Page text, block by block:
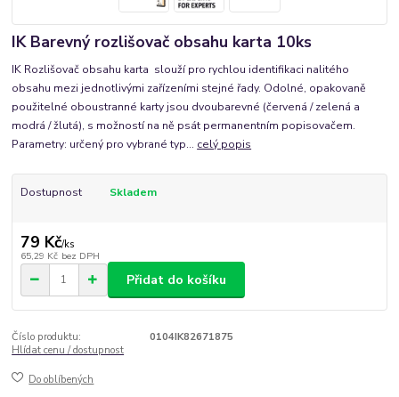
IK Barevný rozlišovač obsahu karta 10ks
IK Rozlišovač obsahu karta slouží pro rychlou identifikaci nalitého
obsahu mezi jednotlivými zařízeními stejné řady. Odolné, opakovaně
použitelné oboustranné karty jsou dvoubarevné (červená / zelená a
modrá / žlutá), s možností na ně psát permanentním popisovačem.
Parametry: určený pro vybrané typ... celý popis
Dostupnost Skladem
79 Kč/ks
65,29 Kč bez DPH
Přidat do košíku
Číslo produktu:
0104IK82671875
Hlídat cenu / dostupnost
Do oblíbených